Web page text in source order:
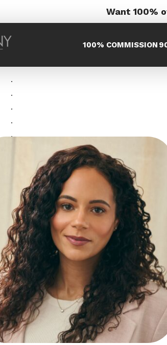
Want 100%
100% COMMISSION